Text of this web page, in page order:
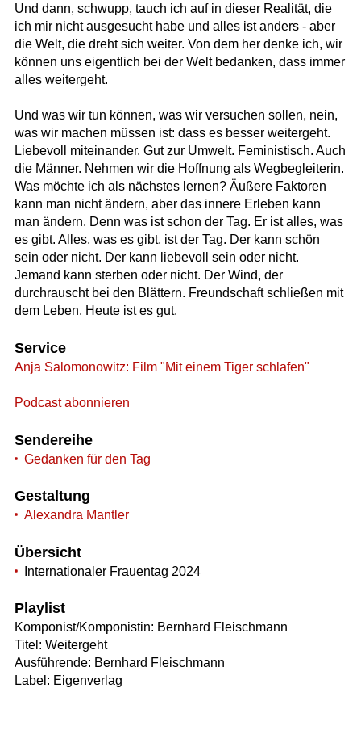
Und dann, schwupp, tauch ich auf in dieser Realität, die
ich mir nicht ausgesucht habe und alles ist anders - aber
die Welt, die dreht sich weiter. Von dem her denke ich, wir
können uns eigentlich bei der Welt bedanken, dass immer
alles weitergeht.
Und was wir tun können, was wir versuchen sollen, nein,
was wir machen müssen ist: dass es besser weitergeht.
Liebevoll miteinander. Gut zur Umwelt. Feministisch. Auch
die Männer. Nehmen wir die Hoffnung als Wegbegleiterin.
Was möchte ich als nächstes lernen? Äußere Faktoren
kann man nicht ändern, aber das innere Erleben kann
man ändern. Denn was ist schon der Tag. Er ist alles, was
es gibt. Alles, was es gibt, ist der Tag. Der kann schön
sein oder nicht. Der kann liebevoll sein oder nicht.
Jemand kann sterben oder nicht. Der Wind, der
durchrauscht bei den Blättern. Freundschaft schließen mit
dem Leben. Heute ist es gut.
Service
Anja Salomonowitz: Film "Mit einem Tiger schlafen"
Podcast abonnieren
Sendereihe
Gedanken für den Tag
Gestaltung
Alexandra Mantler
Übersicht
Internationaler Frauentag 2024
Playlist
Komponist/Komponistin: Bernhard Fleischmann
Titel: Weitergeht
Ausführende: Bernhard Fleischmann
Label: Eigenverlag